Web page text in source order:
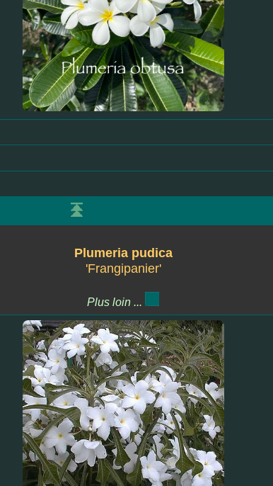
Plumeria pudica
'Frangipanier'
Plus loin ...